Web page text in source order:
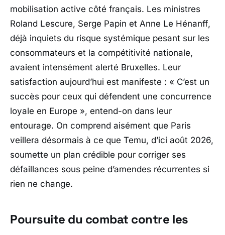
mobilisation active côté français. Les ministres
Roland Lescure, Serge Papin et Anne Le Hénanff,
déjà inquiets du risque systémique pesant sur les
consommateurs et la compétitivité nationale,
avaient intensément alerté Bruxelles. Leur
satisfaction aujourd’hui est manifeste : « C’est un
succès pour ceux qui défendent une concurrence
loyale en Europe », entend-on dans leur
entourage. On comprend aisément que Paris
veillera désormais à ce que Temu, d’ici août 2026,
soumette un plan crédible pour corriger ses
défaillances sous peine d’amendes récurrentes si
rien ne change.
Poursuite du combat contre les